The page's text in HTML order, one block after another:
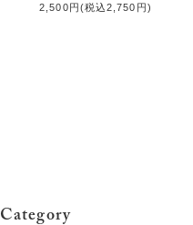
2,500円(税込2,750円)
Category